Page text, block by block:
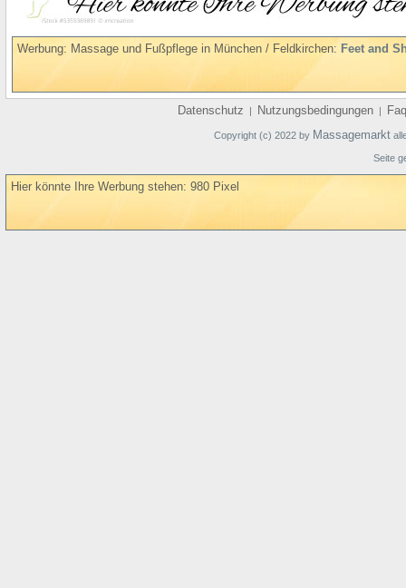
Werbung: Massage und Fußpflege in München / Feldkirchen: Feet and
Datenschutz | Nutzungsbedingungen | Faq
Copyright (c) 2022 by Massagemarkt
Seite
Hier könnte Ihre Werbung stehen: 980 Pixel